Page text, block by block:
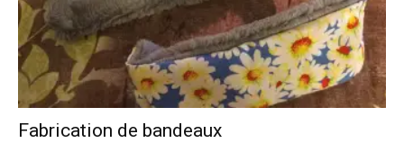
Fabrication de bandeaux